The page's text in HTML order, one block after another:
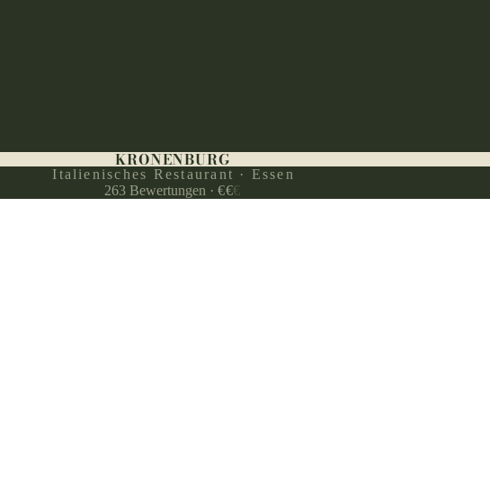
KRONENBURG
Italienisches Restaurant · Essen
263 Bewertungen ·€€€